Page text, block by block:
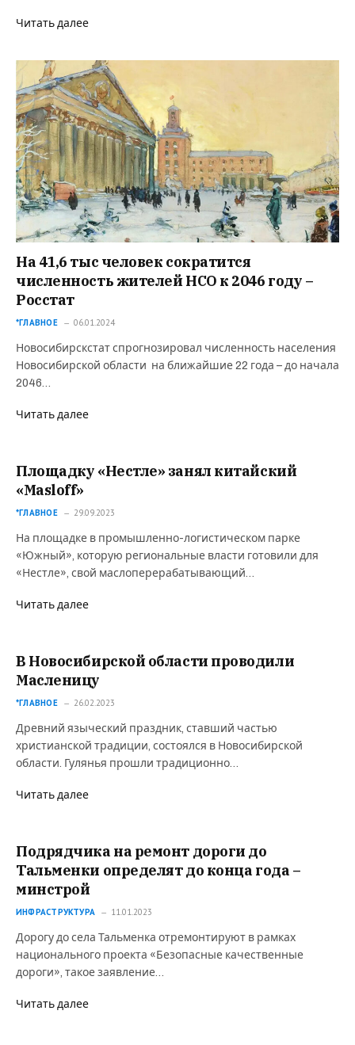
Читать далее
На 41,6 тыс человек сократится
численность жителей НСО к 2046 году –
Росстат
*ГЛАВНОЕ 06.01.2024
Новосибирскстат спрогнозировал численность населения
Новосибирской области на ближайшие 22 года – до начала
2046…
Читать далее
Площадку «Нестле» занял китайский
«Masloff»
*ГЛАВНОЕ 29.09.2023
На площадке в промышленно-логистическом парке
«Южный», которую региональные власти готовили для
«Нестле», свой маслоперерабатывающий…
Читать далее
В Новосибирской области проводили
Масленицу
*ГЛАВНОЕ 26.02.2023
Древний языческий праздник, ставший частью
христианской традиции, состоялся в Новосибирской
области. Гулянья прошли традиционно…
Читать далее
Подрядчика на ремонт дороги до
Тальменки определят до конца года –
минстрой
ИНФРАСТРУКТУРА 11.01.2023
Дорогу до села Тальменка отремонтируют в рамках
национального проекта «Безопасные качественные
дороги», такое заявление…
Читать далее